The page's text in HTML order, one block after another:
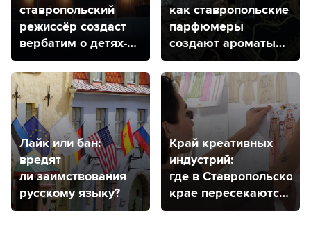
ставропольский
режиссёр создаст
вербатим о детях-
сиротах
как ставропольские
парфюмеры
создают ароматы
КМВ
Лайк или бан:
вредят
ли заимствования
русскому языку?
Край креативных
индустрий:
где в Ставропольском
крае пересекаются
творчество